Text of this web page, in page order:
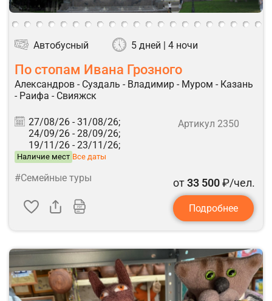
Автобусный 5 дней | 4 ночи
По стопам Ивана Грозного
Александров - Суздаль - Владимир - Муром - Казань
- Раифа - Свияжск
27/08/26 - 31/08/26;
24/09/26 - 28/09/26;
19/11/26 - 23/11/26;
Наличие мест Все даты
Артикул 2350
#Семейные туры от33 500₽/чел.
Подробнее